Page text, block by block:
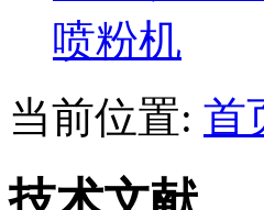
喷粉机
当前位置: 首